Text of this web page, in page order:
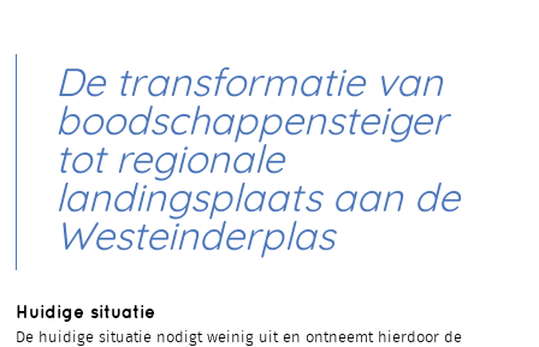
De transformatie van
boodschappensteiger
tot regionale
landingsplaats aan de
Westeinderplas
Huidige situatie
De huidige situatie nodigt weinig uit en ontneemt hierdoor de